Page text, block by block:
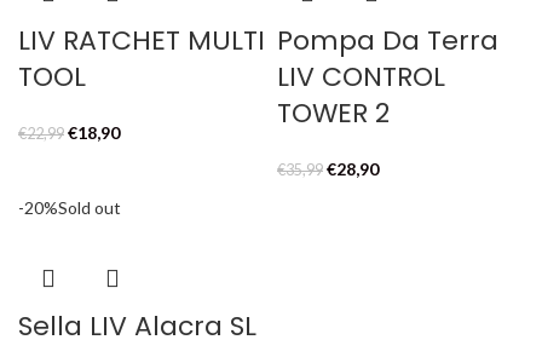
LIV RATCHET MULTI
TOOL
€22,99 Il
era:
€18,90Il
è:
Pompa Da Terra
LIV CONTROL
TOWER 2
€35,99 Il
€28,90Il
-20%Sold out
Sella LIV Alacra SL